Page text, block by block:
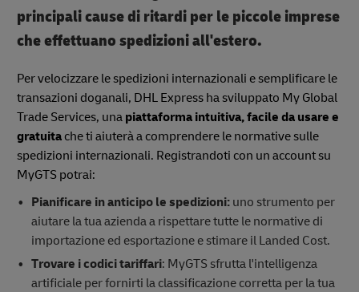
principali cause di ritardi per le piccole imprese
che effettuano spedizioni all'estero.
Per velocizzare le spedizioni internazionali e semplificare le
transazioni doganali, DHL Express ha sviluppato My Global
Trade Services, una piattaforma intuitiva, facile da usare e
gratuita che ti aiuterà a comprendere le normative sulle
spedizioni internazionali. Registrandoti con un account su
MyGTS potrai:
Pianificare in anticipo le spedizioni: uno strumento per
aiutare la tua azienda a rispettare tutte le normative di
importazione ed esportazione e stimare il Landed Cost.
Trovare i codici tariffari: MyGTS sfrutta l'intelligenza
artificiale per fornirti la classificazione corretta per la tua